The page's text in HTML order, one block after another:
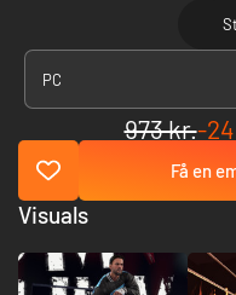
PC
973 kr.-
Få en
Visuals